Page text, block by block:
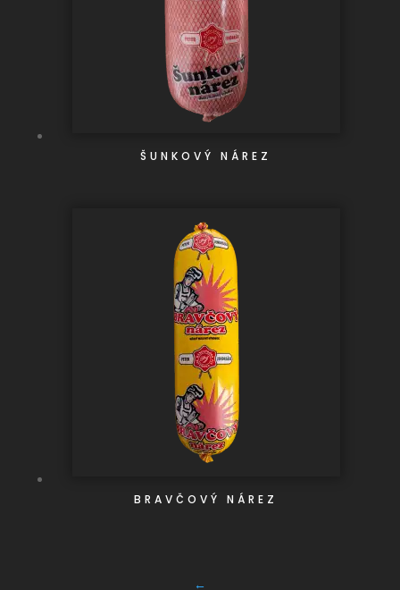
ŠUNKOVÝ NÁREZ
BRAVČOVÝ NÁREZ
←